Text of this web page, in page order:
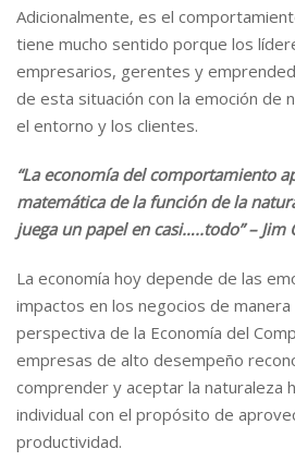
Adicionalmente, es el
tiene mucho sentido porque los
empresarios, gerentes y
de esta situación con la emoción de
el entorno y los clientes.
“La economía del comportamiento
matemática de la función de la
juega un papel en casi…..todo” – Jim
La economía hoy depende de las
impactos en los negocios de
perspectiva de la Economía del
empresas de alto desempeño
comprender y aceptar la naturaleza
individual con el propósito de
productividad.